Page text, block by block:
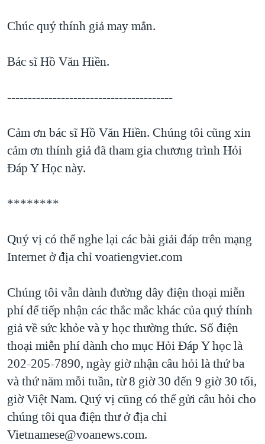
Chúc quý thính giả may mắn.
Bác sĩ Hồ Văn Hiền.
----------------------------------------
Cảm ơn bác sĩ Hồ Văn Hiền. Chúng tôi cũng xin
cảm ơn thính giả đã tham gia chương trình Hỏi
Đáp Y Học này.
********
Quý vị có thể nghe lại các bài giải đáp trên mạng
Internet ở địa chỉ voatiengviet.com
Chúng tôi vẫn dành đường dây điện thoại miễn
phí để tiếp nhận các thắc mắc khác của quý thính
giả về sức khỏe và y học thường thức. Số điện
thoại miễn phí dành cho mục Hỏi Đáp Y học là
202-205-7890, ngày giờ nhận câu hỏi là thứ ba
và thứ năm mỗi tuần, từ 8 giờ 30 đến 9 giờ 30 tối,
giờ Việt Nam. Quý vị cũng có thể gửi câu hỏi cho
chúng tôi qua điện thư ở địa chỉ
Vietnamese@voanews.com.